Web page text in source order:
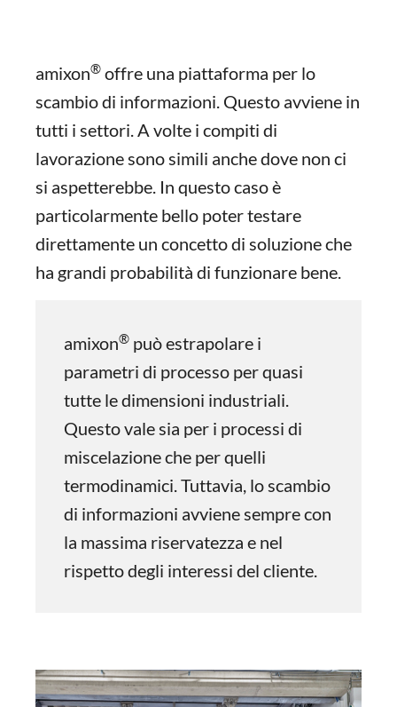
amixon® offre una piattaforma per lo
scambio di informazioni. Questo avviene in
tutti i settori. A volte i compiti di
lavorazione sono simili anche dove non ci
si aspetterebbe. In questo caso è
particolarmente bello poter testare
direttamente un concetto di soluzione che
ha grandi probabilità di funzionare bene.
amixon® può estrapolare i
parametri di processo per quasi
tutte le dimensioni industriali.
Questo vale sia per i processi di
miscelazione che per quelli
termodinamici. Tuttavia, lo scambio
di informazioni avviene sempre con
la massima riservatezza e nel
rispetto degli interessi del cliente.